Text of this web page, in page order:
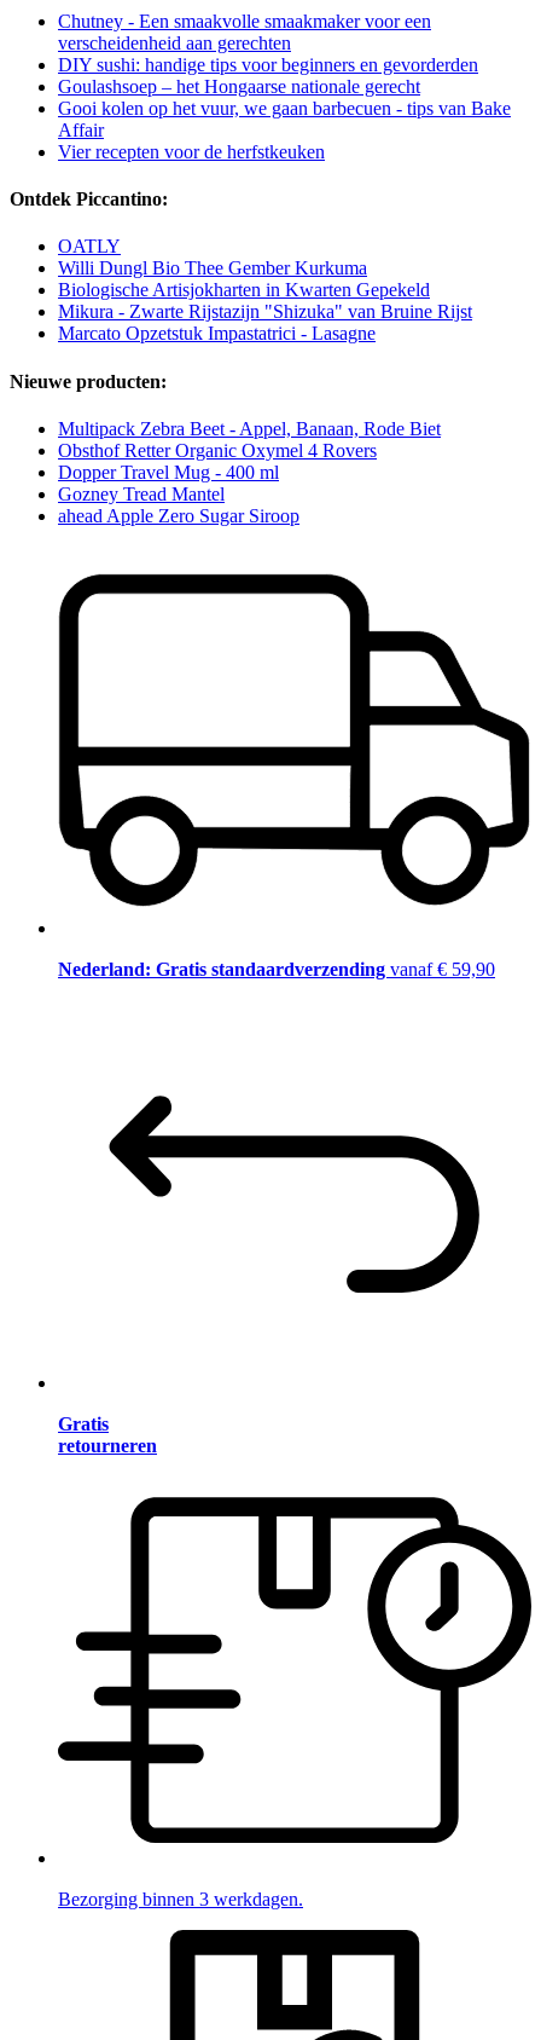
Chutney - Een smaakvolle smaakmaker voor een
verscheidenheid aan gerechten
DIY sushi: handige tips voor beginners en gevorderden
Goulashsoep – het Hongaarse nationale gerecht
Gooi kolen op het vuur, we gaan barbecuen - tips van Bake
Affair
Vier recepten voor de herfstkeuken
Ontdek Piccantino:
OATLY
Willi Dungl Bio Thee Gember Kurkuma
Biologische Artisjokharten in Kwarten Gepekeld
Mikura - Zwarte Rijstazijn "Shizuka" van Bruine Rijst
Marcato Opzetstuk Impastatrici - Lasagne
Nieuwe producten:
Multipack Zebra Beet - Appel, Banaan, Rode Biet
Obsthof Retter Organic Oxymel 4 Rovers
Dopper Travel Mug - 400 ml
Gozney Tread Mantel
ahead Apple Zero Sugar Siroop
Nederland: Gratis standaardverzending vanaf € 59,90
Gratis
retourneren
Bezorging binnen 3 werkdagen.